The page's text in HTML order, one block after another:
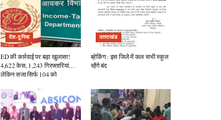
देश-दुनिया
ED की कार्रवाई पर बड़ा खुलासा!
4,622 केस, 1,243 गिरफ्तारियां…
लेकिन सजा सिर्फ 104 को
उत्तराखंड
ब्रेकिंग : इस जिले में कल सभी स्कूल
रहेंगे बंद